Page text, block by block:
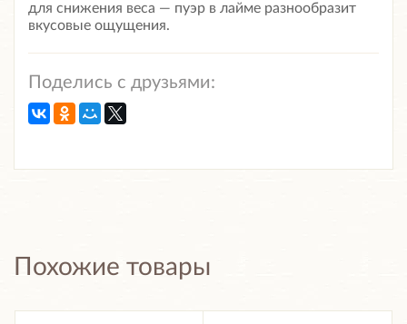
для снижения веса — пуэр в лайме разнообразит
вкусовые ощущения.
Поделись с друзьями:
Похожие товары